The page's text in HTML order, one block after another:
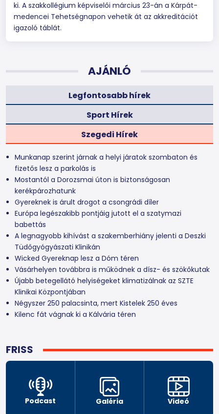
FRISS
Podcast Galéria Videó
ki. A szakkollégium képviselői március 23-án a Kárpát-
medencei Tehetségnapon vehetik át az akkreditációt
igazoló táblát.
AJÁNLÓ
Legfontosabb hírek
Sport Hírek
Szegedi Hírek
Munkanap szerint járnak a helyi járatok szombaton és
fizetős lesz a parkolás is
Mostantól a Dorozsmai úton is biztonságosan
kerékpározhatunk
Gyereknek is árult drogot a csongrádi díler
Európa legészakibb pontjáig jutott el a szatymazi
babettás
A legnagyobb kihívást a szakemberhiány jelenti a Deszki
Tüdőgyógyászati Klinikán
Wicked Gyereknap lesz a Dóm téren
Vásárhelyen továbbra is működnek a dísz- és szökőkutak
Újabb betegellátó helyiségeket klimatizálnak az SZTE
Klinikai Központjában
Négyszer 250 palacsinta, mert Kistelek 250 éves
Kilenc fát vágnak ki a Kálvária téren